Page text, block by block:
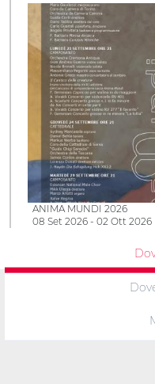
ANIMA MUNDI 2026
08 Set 2026 - 02 Ott 2026